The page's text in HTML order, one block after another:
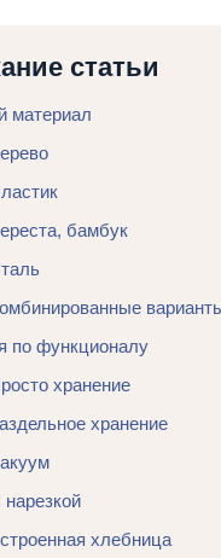
статьи
материал
бамбук
по функционалу
хранение
хранение
хлебница